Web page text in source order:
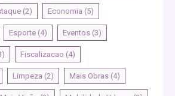
(2) Economia (5)
Esporte (4) Eventos (3)
Fiscalizacao (4)
Limpeza (2) Mais Obras (4)